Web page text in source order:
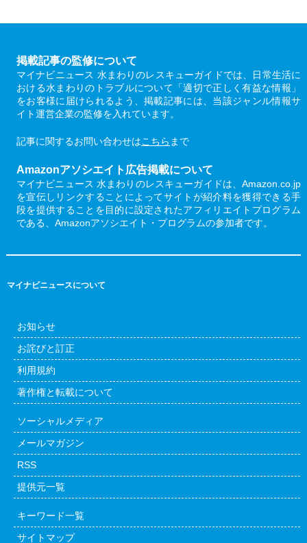
掲載記事の監修について
マイナビニュース 水まわりのレスキューガイドでは、日常生活に
おける水まわりのトラブルについて「適切で正しく有益な情報」
をお客様に届けられるよう、掲載記事には、当該ジャンル情報サ
イト運営企業の監修を入れています。
記事に関するお問い合わせはこちら まで
Amazonアソシエイト広告掲載について
マイナビニュース 水まわりのレスキューガイドは、Amazon.co.jp
を宣伝しリンクすることによってサイトが紹介料を獲得できる手
段を提供することを目的に設定されたアフィリエイトプログラム
である、Amazonアソシエイト・プログラムの参加者です。
マイナビニュースについて
お知らせ
お詫びと訂正
利用規約
著作権と転載について
ソーシャルメディア
メールマガジン
RSS
提供元一覧
キーワード一覧
サイトマップ